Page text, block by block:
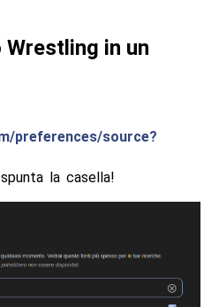
in un
preferences/source?
la casella!